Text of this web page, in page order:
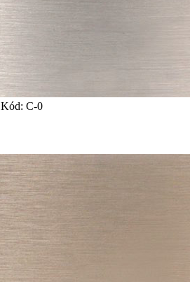
Kód: C-0